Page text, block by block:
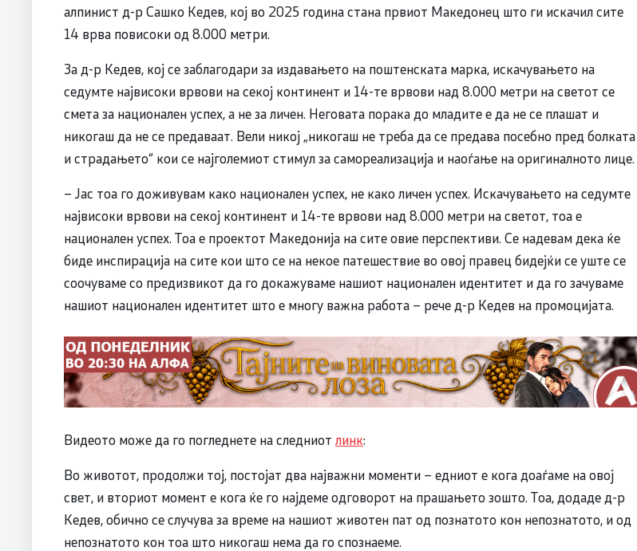
алпинист д-р Сашко Кедев, кој во 2025 година стана првиот Македонец што ги искачил сите
14 врва повисоки од 8.000 метри.
За д-р Кедев, кој се заблагодари за издавањето на поштенската марка, искачувањето на
седумте највисоки врвови на секој континент и 14-те врвови над 8.000 метри на светот се
смета за национален успех, а не за личен. Неговата порака до младите е да не се плашат и
никогаш да не се предаваат. Вели никој „никогаш не треба да се предава посебно пред болката
и страдањето“ кои се најголемиот стимул за самореализација и наоѓање на оригиналното лице.
– Јас тоа го доживувам како национален успех, не како личен успех. Искачувањето на седумте
највисоки врвови на секој континент и 14-те врвови над 8.000 метри на светот, тоа е
национален успех. Тоа е проектот Македонија на сите овие перспективи. Се надевам дека ќе
биде инспирација на сите кои што се на некое патешествие во овој правец бидејќи се уште се
соочуваме со предизвикот да го докажуваме нашиот национален идентитет и да го зачуваме
нашиот национален идентитет што е многу важна работа – рече д-р Кедев на промоцијата.
Видеото може да го погледнете на следниот линк:
Во животот, продолжи тој, постојат два најважни моменти – едниот е кога доаѓаме на овој
свет, и вториот момент е кога ќе го најдеме одговорот на прашањето зошто. Тоа, додаде д-р
Кедев, обично се случува за време на нашиот животен пат од познатото кон непознатото, и од
непознатото кон тоа што никогаш нема да го спознаеме.